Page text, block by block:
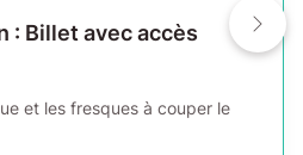
: Billet avec accès
et les fresques à couper le